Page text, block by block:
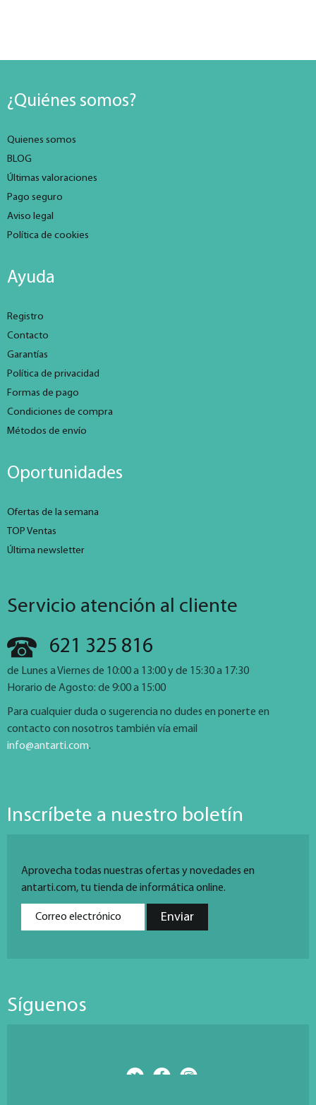
¿Quiénes somos?
Quienes somos
BLOG
Últimas valoraciones
Pago seguro
Aviso legal
Política de cookies
Ayuda
Registro
Contacto
Garantías
Política de privacidad
Formas de pago
Condiciones de compra
Métodos de envío
Oportunidades
Ofertas de la semana
TOP Ventas
Última newsletter
Servicio atención al cliente
621 325 816
de Lunes a Viernes de 10:00 a 13:00 y de 15:30 a 17:30
Horario de Agosto: de 9:00 a 15:00
Para cualquier duda o sugerencia no dudes en ponerte en
contacto con nosotros también vía email
info@antarti.com.
Inscríbete a nuestro boletín
Aprovecha todas nuestras ofertas y novedades en
antarti.com, tu tienda de informática online.
Síguenos